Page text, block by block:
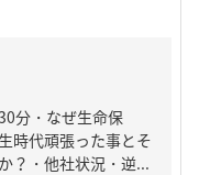
分・なぜ生命保
時代頑張った事とそ
？・他社状況・逆...